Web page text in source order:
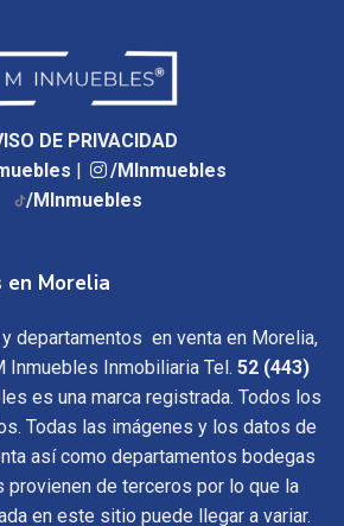
DE PRIVACIDAD
|
/MInmuebles
/MInmuebles
en Morelia
departamentos en venta en Morelia,
Inmuebles Inmobiliaria Tel. 52 (443)
es una marca registrada. Todos los
Todas las imágenes y los datos de
así como departamentos bodegas
provienen de terceros por lo que la
en este sitio puede llegar a variar.